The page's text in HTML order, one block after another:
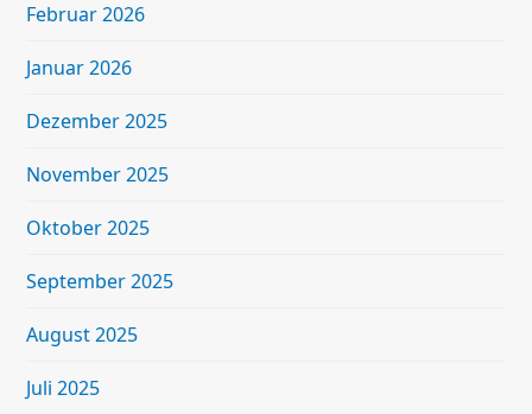
Februar 2026
Januar 2026
Dezember 2025
November 2025
Oktober 2025
September 2025
August 2025
Juli 2025